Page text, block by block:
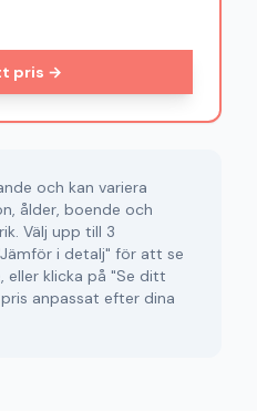
pris →
och kan variera
ålder, boende och
Välj upp till 3
i detalj" för att se
eller klicka på "Se ditt
anpassat efter dina